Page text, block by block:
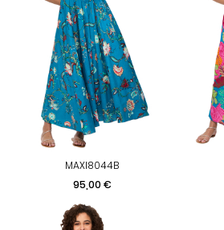
MAXI8044B
Prix
95,00 €